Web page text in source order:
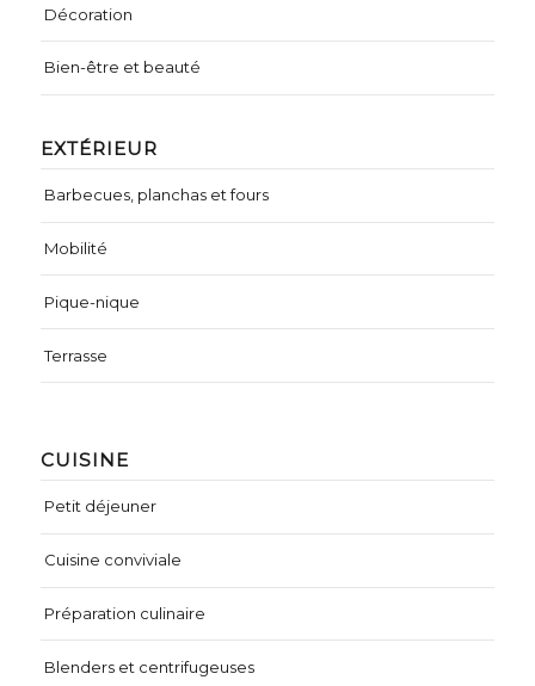
CUISINE
Petit déjeuner
Cuisine conviviale
Préparation culinaire
Blenders et centrifugeuses
Décoration
Bien-être et beauté
EXTÉRIEUR
Barbecues, planchas et fours
Mobilité
Pique-nique
Terrasse